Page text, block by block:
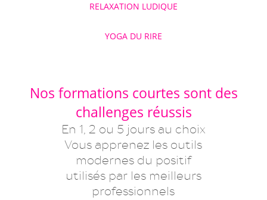
RELAXATION LUDIQUE
YOGA DU RIRE
Nos formations courtes sont des
challenges réussis
En 1, 2 ou 5 jours au choix
Vous apprenez les outils
modernes du positif
utilisés par les meilleurs
professionnels